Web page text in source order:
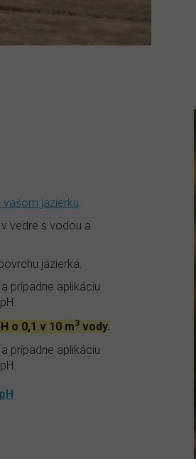
vašom jazierku
vedre s vodou a
jazierka.
prípadne aplikáciu
o 0,1 v 10 m3 vody.
prípadne aplikáciu